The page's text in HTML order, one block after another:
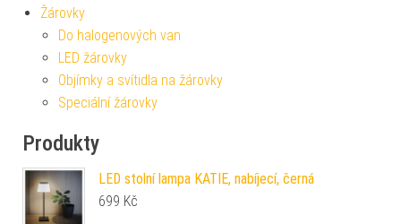
Žárovky
Do halogenových van
LED žárovky
Objímky a svítidla na žárovky
Speciální žárovky
Produkty
LED stolní lampa KATIE, nabíjecí, černá
699 Kč